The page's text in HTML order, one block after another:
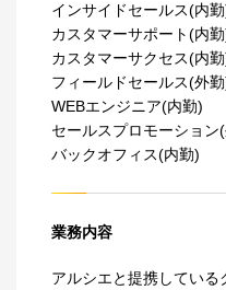
インサイドセールス(内
カスタマーサポート(内
カスタマーサクセス(内
フィールドセールス(外
WEBエンジニア(内勤)
セールスプロモーション
バックオフィス(内勤)
業務内容
アルシエと提携している